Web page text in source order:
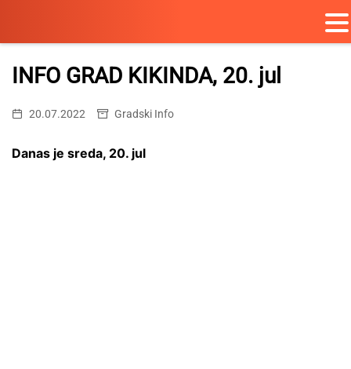
Skip
content
INFO GRAD KIKINDA, 20. jul
20.07.2022 Gradski Info
Danas je sreda, 20. jul